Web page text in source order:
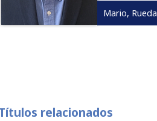
Mario, Rueda
relacionados